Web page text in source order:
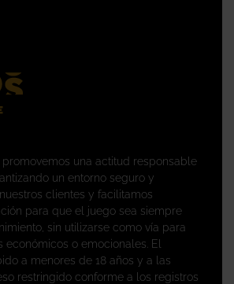
promovemos una actitud responsable
un entorno seguro y
clientes y facilitamos
para que el juego sea siempre
sin utilizarse como vía para
o emocionales. El
a menores de 18 años y a las
restringido conforme a los registros